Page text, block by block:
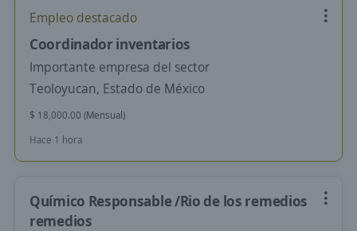
Empleo destacado
Coordinador inventarios
Importante empresa del sector
Teoloyucan, Estado de México
$ 18,000.00 (Mensual)
Hace 1 hora
Químico Responsable /Rio de los remedios
remedios